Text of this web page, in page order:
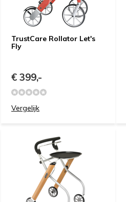
TrustCare Rollator Let's
Fly
€ 399,-
Vergelijk